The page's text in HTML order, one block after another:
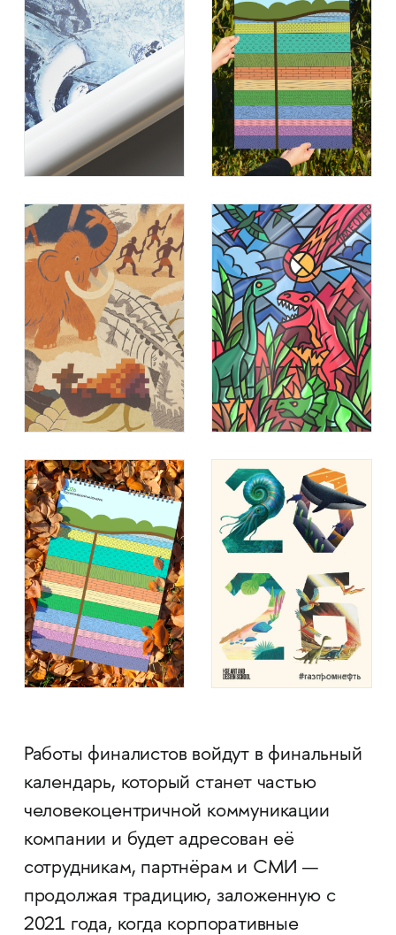
Работы финалистов войдут в финальный
календарь, который станет частью
человекоцентричной коммуникации
компании и будет адресован её
сотрудникам, партнёрам и СМИ —
продолжая традицию, заложенную с
2021 года, когда корпоративные